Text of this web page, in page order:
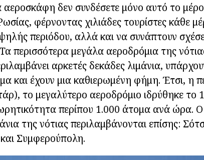
δεν συνδέσετε μόνο αυτό το
φέρνοντας χιλιάδες τουρίστες κάθε
περιόδου, αλλά και να συνάπτουν
περισσότερα μεγάλα αεροδρόμια της
αρκετές δεκάδες λιμάνια,
και έχουν μια καθιερωμένη φήμη. Έτσι, η
το μεγαλύτερο αεροδρόμιο ιδρύθηκε το
περίπου 1.000 άτομα ανά ώρα.
της νότιας περιλαμβάνονται επίσης:
Συμφερούπολη.